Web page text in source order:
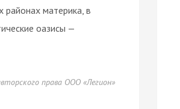
районах материка, в
оазисы —
права ООО «Легион»